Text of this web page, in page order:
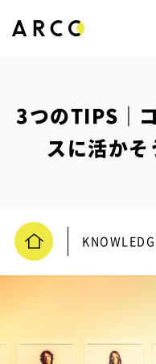
3つのTIPS｜
スに活か